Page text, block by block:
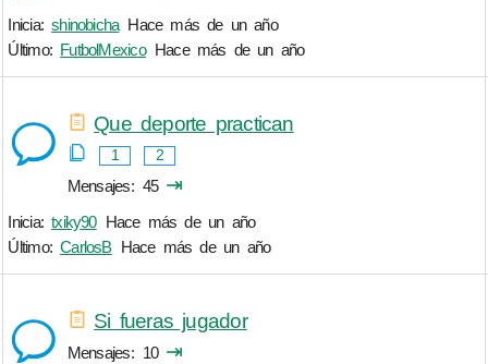
Inicia:shinobicha Hace más de un año
Último: FutbolMexico Hace más de un año
Que deporte practican
1 2
Mensajes 45 ⇥
Inicia:txiky90 Hace más de un año
Último:CarlosB Hace más de un año
Si fueras jugador
Mensajes 10 ⇥